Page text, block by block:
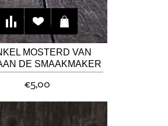
MOSTERD VAN
DE SMAAKMAKER
€5,00